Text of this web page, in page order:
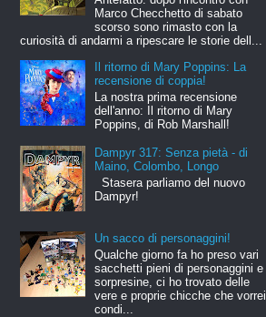
Marco Checchetto di sabato
scorso sono rimasto con la
curiosità di andarmi a ripescare le storie dell...
Il ritorno di Mary Poppins: La
recensione di coppia!
La nostra prima recensione
dell'anno: Il ritorno di Mary
Poppins, di Rob Marshall!
Dampyr 317: Senza pietà - di
Maino, Colombo, Longo
Stasera parliamo del nuovo
Dampyr!
Un sacco di personaggini!
Qualche giorno fa ho preso vari
sacchetti pieni di personaggini e
sorpresine, ci ho trovato delle
vere e proprie chicche che vorrei
condi...